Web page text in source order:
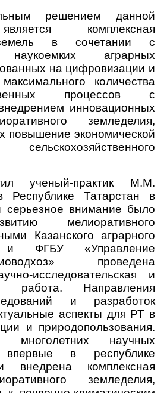
решением данной
комплексная
в сочетании с
наукоемких аграрных
на цифровизации и
количества
процессов с
инновационных
земледелия,
повышение экономической
сельскохозяйственного
ученый-практик М.М.
Республике Татарстан в
серьезное внимание было
мелиоративного
Казанского аграрного
и ФГБУ «Управление
проведена
исследовательская и
работа. Направления
и разработок
аспекты для РТ в
и природопользования.
многолетних научных
впервые в республике
внедрена комплексная
земледелия,